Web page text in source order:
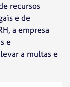
recursos
e de
a empresa
e
a multas e